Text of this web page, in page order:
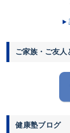
ご家族・ご友人
健康塾ブログ